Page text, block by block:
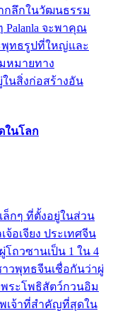
กลึกในวัฒนธรรม
จะพาคุณ
พุทธรูปที่ใหญ่และ
หมายทาง
นสิ่งก่อสร้างอัน
ในโลก
ล็กๆ ที่ตั้งอยู่ในส่วน
อเจียง ประเทศจีน
ถวซานเป็น 1 ใน 4
วพุทธจีนเชื่อกันว่าผู่
ระโพธิสัตว์กวนอิม
เจ้าที่สำคัญที่สุดใน